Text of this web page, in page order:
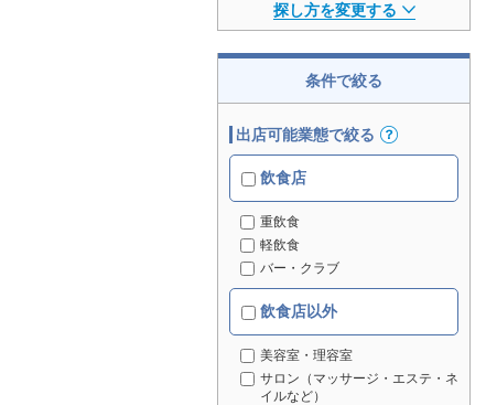
探し方を変更する
条件で絞る
出店可能業態で絞る
飲食店
重飲食
軽飲食
バー・クラブ
飲食店以外
美容室・理容室
サロン（マッサージ・エステ・ネ
イルなど）